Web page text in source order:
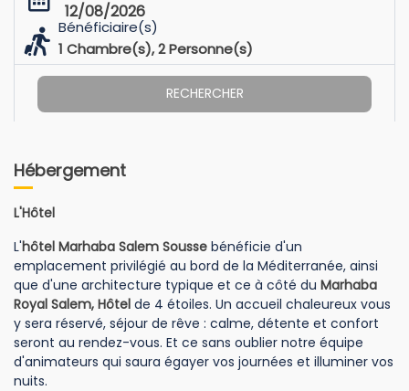
12/08/2026
Bénéficiaire(s)
1 Chambre(s),2Personne(s)
RECHERCHER
Hébergement
L'Hôtel
L'hôtel Marhaba Salem Sousse bénéficie d'un
emplacement privilégié au bord de la Méditerranée, ainsi
que d'une architecture typique et ce à côté du Marhaba
Royal Salem, Hôtel de 4 étoiles. Un accueil chaleureux vous
y sera réservé, séjour de rêve : calme, détente et confort
seront au rendez-vous. Et ce sans oublier notre équipe
d'animateurs qui saura égayer vos journées et illuminer vos
nuits.